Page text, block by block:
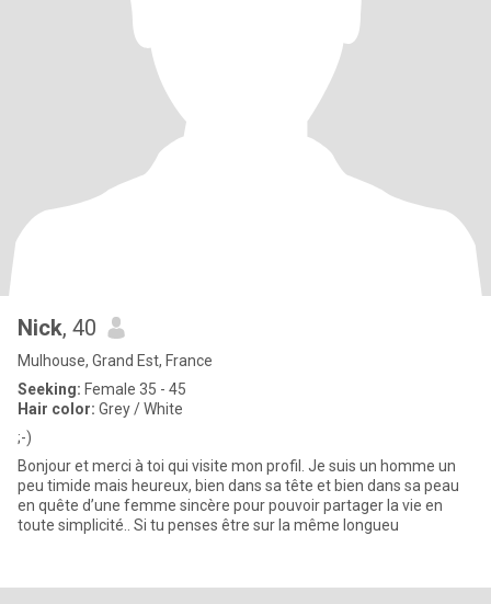
Nick, 40
Mulhouse, Grand Est, France
Seeking: Female 35 - 45
Hair color: Grey / White
;-)
Bonjour et merci à toi qui visite mon profil. Je suis un homme un
peu timide mais heureux, bien dans sa tête et bien dans sa peau
en quête d’une femme sincère pour pouvoir partager la vie en
toute simplicité.. Si tu penses être sur la même longueu